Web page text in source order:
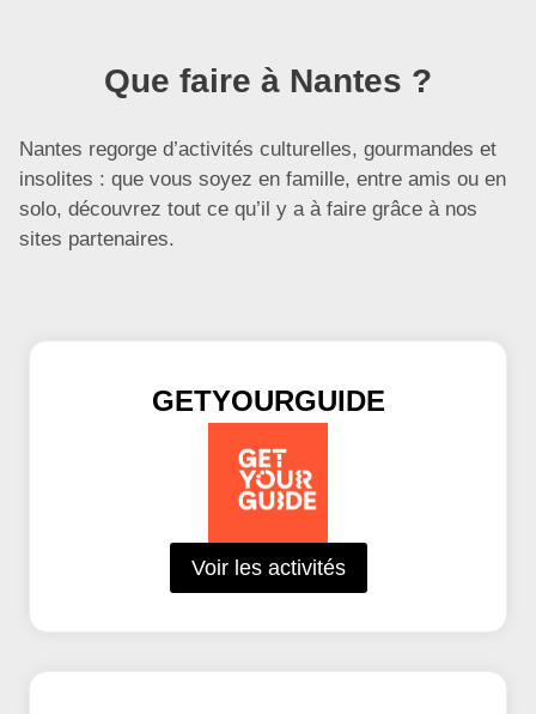
Que faire à Nantes ?
Nantes regorge d’activités culturelles, gourmandes et
insolites : que vous soyez en famille, entre amis ou en
solo, découvrez tout ce qu’il y a à faire grâce à nos
sites partenaires.
GETYOURGUIDE
Voir les activités